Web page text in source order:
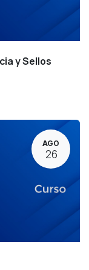
y Sellos
AGO
26